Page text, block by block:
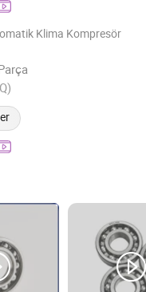
Klima Kompresör